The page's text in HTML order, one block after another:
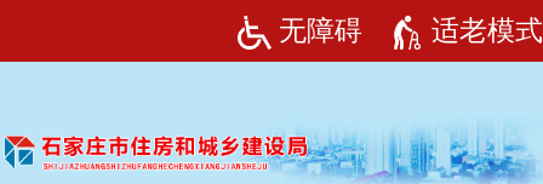
无障碍 适老模式